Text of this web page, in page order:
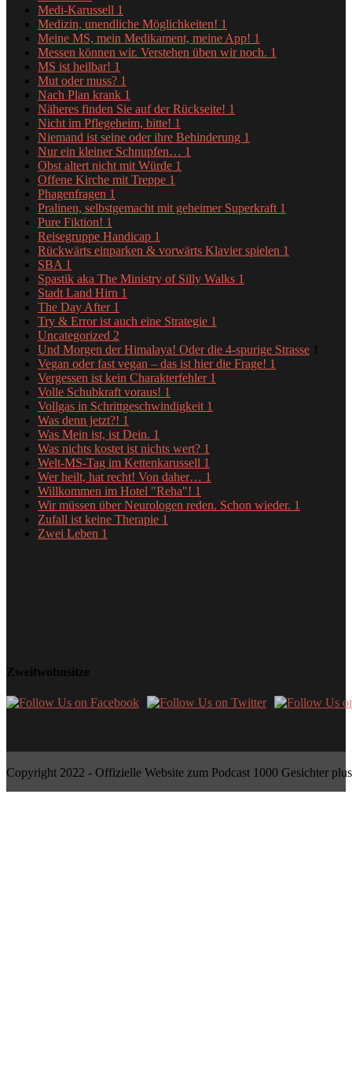
Medi-Karussell 1
Medizin, unendliche Möglichkeiten! 1
Meine MS, mein Medikament, meine App! 1
Messen können wir. Verstehen üben wir noch. 1
MS ist heilbar! 1
Mut oder muss? 1
Nach Plan krank 1
Näheres finden Sie auf der Rückseite! 1
Nicht im Pflegeheim, bitte! 1
Niemand ist seine oder ihre Behinderung 1
Nur ein kleiner Schnupfen… 1
Obst altert nicht mit Würde 1
Offene Kirche mit Treppe 1
Phagenfragen 1
Pralinen, selbstgemacht mit geheimer Superkraft 1
Pure Fiktion! 1
Reisegruppe Handicap 1
Rückwärts einparken & vorwärts Klavier spielen 1
SBA 1
Spastik aka The Ministry of Silly Walks 1
Stadt Land Hirn 1
The Day After 1
Try & Error ist auch eine Strategie 1
Uncategorized 2
Und Morgen der Himalaya! Oder die 4-spurige Strasse 1
Vegan oder fast vegan – das ist hier die Frage! 1
Vergessen ist kein Charakterfehler 1
Volle Schubkraft voraus! 1
Vollgas in Schrittgeschwindigkeit 1
Was denn jetzt?! 1
Was Mein ist, ist Dein. 1
Was nichts kostet ist nichts wert? 1
Welt-MS-Tag im Kettenkarussell 1
Wer heilt, hat recht! Von daher… 1
Willkommen im Hotel "Reha"! 1
Wir müssen über Neurologen reden. Schon wieder. 1
Zufall ist keine Therapie 1
Zwei Leben 1
Zweitwohnsitze
Copyright 2022 - Offizielle Website zum Podcast 1000 Gesichter